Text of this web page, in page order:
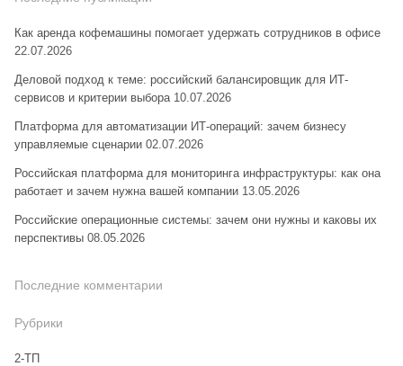
Как аренда кофемашины помогает удержать сотрудников в офисе
22.07.2026
Деловой подход к теме: российский балансировщик для ИТ-
сервисов и критерии выбора 10.07.2026
Платформа для автоматизации ИТ-операций: зачем бизнесу
управляемые сценарии 02.07.2026
Российская платформа для мониторинга инфраструктуры: как она
работает и зачем нужна вашей компании 13.05.2026
Российские операционные системы: зачем они нужны и каковы их
перспективы 08.05.2026
Последние комментарии
Рубрики
2-ТП